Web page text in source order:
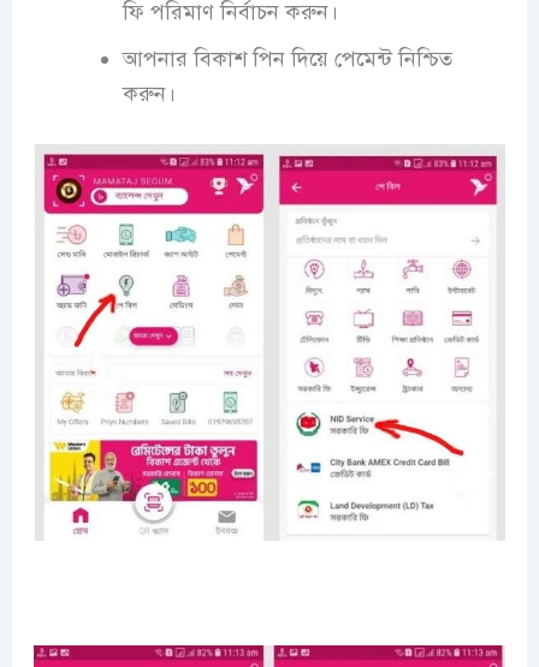
ফি পরিমাণ নির্বাচন করুন।
আপনার বিকাশ পিন দিয়ে পেমেন্ট নিশ্চিত
করুন।